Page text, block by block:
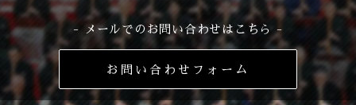
- メールでのお問い合わせはこちら -
お問い合わせフォーム